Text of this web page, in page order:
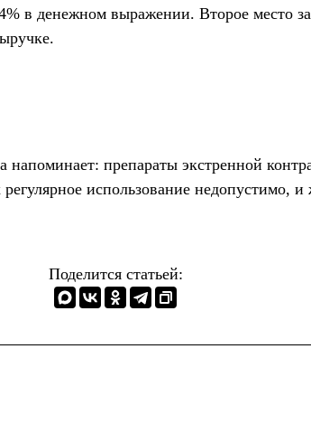
в денежном выражении. Второе место
препараты экстренной
использование недопустимо,
Поделится статьей: